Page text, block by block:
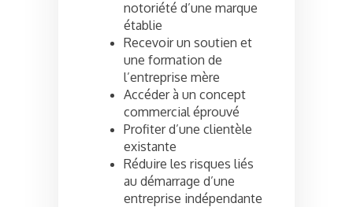
notoriété d’une marque
établie
Recevoir un soutien et
une formation de
l’entreprise mère
Accéder à un concept
commercial éprouvé
Profiter d’une clientèle
existante
Réduire les risques liés
au démarrage d’une
entreprise indépendante